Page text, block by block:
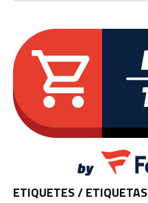
ETIQUETES / ETIQUETAS